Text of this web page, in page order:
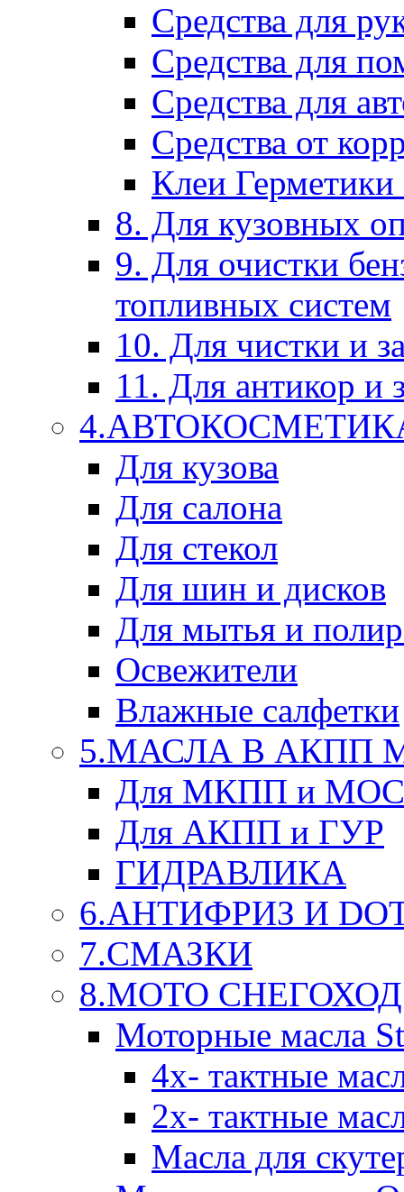
Средства для
Средства для
Средства для
Средства от
Клеи
8. Для кузовных
9. Для очистки
топливных систем
10. Для чистки и
11. Для антикор и
Для кузова
Для салона
Для стекол
Для шин и дисков
Для мытья и
Освежители
Влажные салфетки
5.МАСЛА В АКПП
Для МКПП и
Для АКПП и ГУР
ГИДРАВЛИКА
6.АНТИФРИЗ И
7.СМАЗКИ
8.МОТО
Моторные масла
4х- тактные
2х- тактные
Масла для